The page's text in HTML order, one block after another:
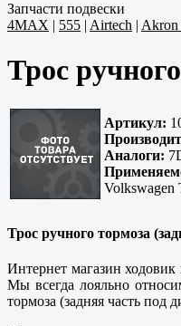
Запчасти подвески
4MAX | 555 | Airtech | Akron
Трос
Артикул:
Аналоги:
Volkswagen
Трос ручного тормоза
Интернет магазин ходовик
Мы всегда лояльно
тормоза (задняя часть под